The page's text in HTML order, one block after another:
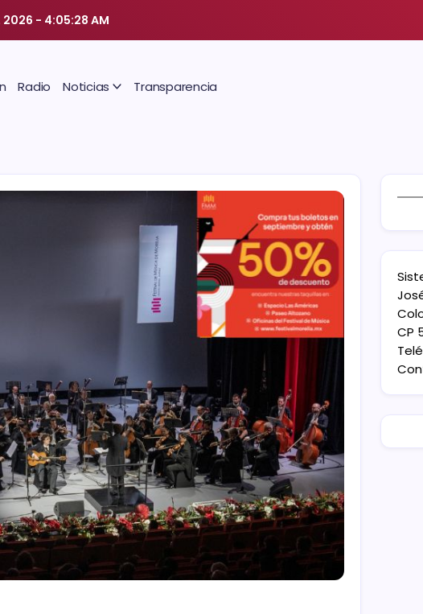
2026 - 4:05:29 AM
Radio Noticias Transparencia
CP